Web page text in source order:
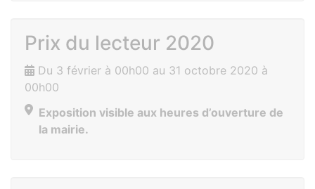
Prix du lecteur 2020
Du 3 février à 00h00 au 31 octobre 2020 à
00h00
Exposition visible aux heures d’ouverture de
la mairie.